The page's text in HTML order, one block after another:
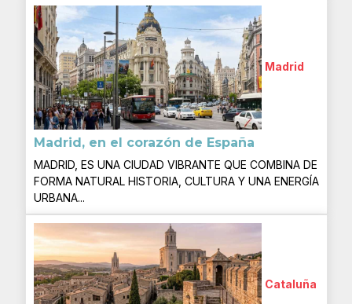
Madrid
Madrid, en el corazón de España
MADRID, ES UNA CIUDAD VIBRANTE QUE COMBINA DE
FORMA NATURAL HISTORIA, CULTURA Y UNA ENERGÍA
URBANA...
Cataluña